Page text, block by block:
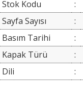
Stok Kodu
:
Sayfa Sayısı
:
Basım Tarihi
:
Kapak Türü
:
Dili
: